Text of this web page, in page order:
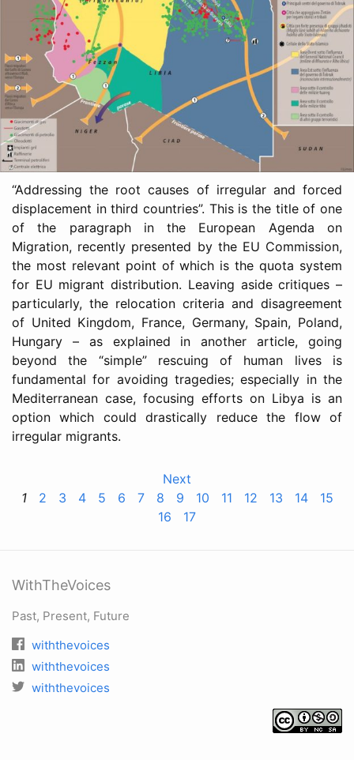
“Addressing the root causes of irregular and forced
displacement in third countries”. This is the title of one
of the paragraph in the European Agenda on
Migration, recently presented by the EU Commission,
the most relevant point of which is the quota system
for EU migrant distribution. Leaving aside critiques –
particularly, the relocation criteria and disagreement
of United Kingdom, France, Germany, Spain, Poland,
Hungary – as explained in another article, going
beyond the “simple” rescuing of human lives is
fundamental for avoiding tragedies; especially in the
Mediterranean case, focusing efforts on Libya is an
option which could drastically reduce the flow of
irregular migrants.
Next
1
2 3 4 5 6 7 8 9 10 11 12 13 14
15
16
17
WithTheVoices
Past, Present, Future
withthevoices
withthevoices
withthevoices